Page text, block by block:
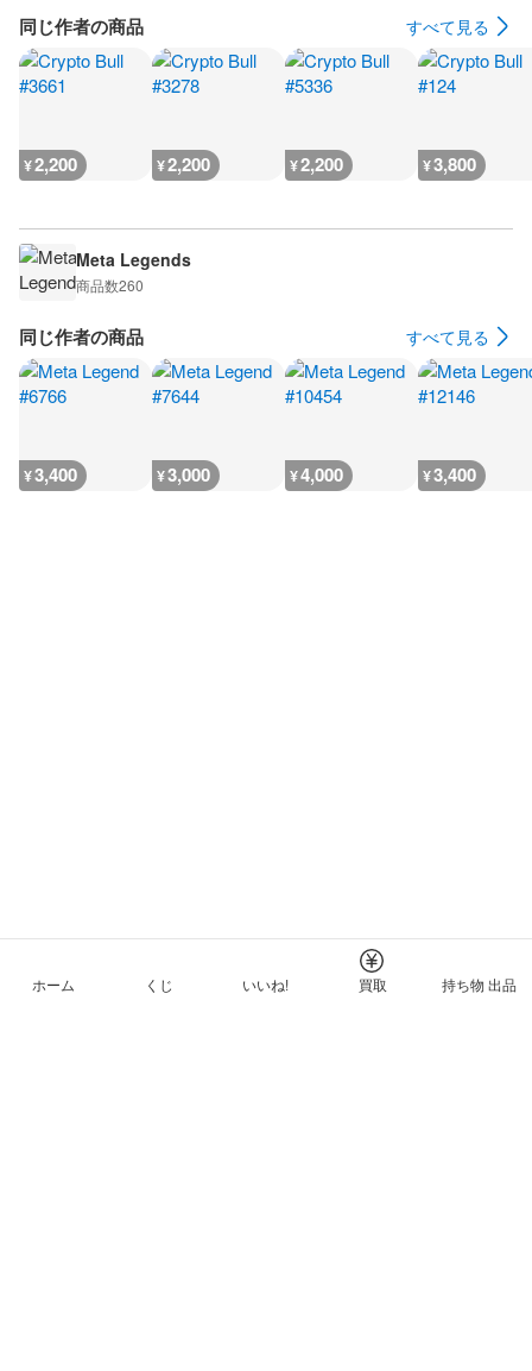
同じ作者の商品 すべて見る
¥2,200 ¥2,200 ¥2,200 ¥3,800
Meta Legends
商品数260
同じ作者の商品 すべて見る
¥3,400 ¥3,000 ¥4,000 ¥3,400
ホーム くじ いいね! 買取 持ち物 出品